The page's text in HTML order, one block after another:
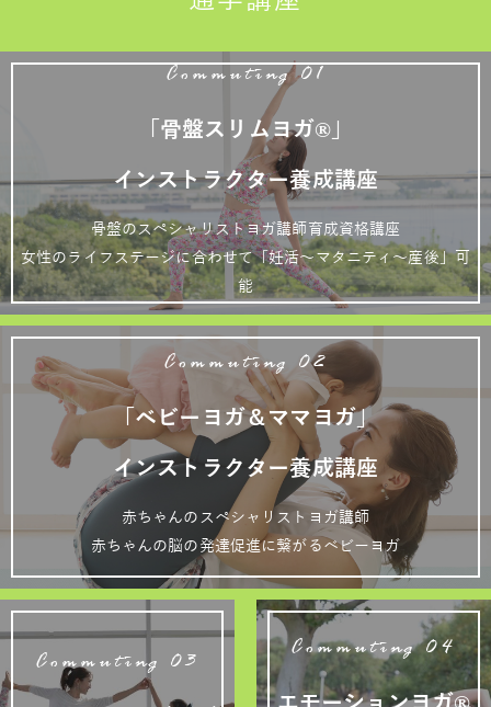
Commuting 01
「骨盤スリムヨガ®」
インストラクター養成講座
骨盤のスペシャリストヨガ講師育成資格講座
女性のライフステージに合わせて「妊活～マタニティ～産後」可
能
Commuting 02
「ベビーヨガ＆ママヨガ」
インストラクター養成講座
赤ちゃんのスペシャリストヨガ講師
赤ちゃんの脳の発達促進に繋がるベビーヨガ
Commuting 03
Commuting 04